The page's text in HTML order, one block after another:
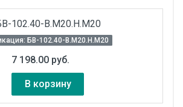
102.40-В.М20.Н.М20
БВ-102.40-В.М20.Н.М20
7 198.00 руб.
В корзину